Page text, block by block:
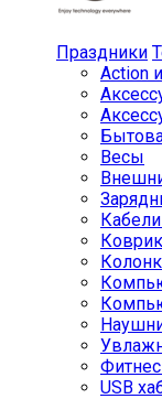
Праздники
Action
Весы
USB